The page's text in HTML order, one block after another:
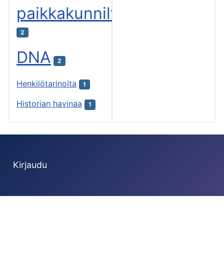
paikkakunnilta
2
DNA 2
Henkilötarinoita 1
Historian havinaa 1
Kirjaudu